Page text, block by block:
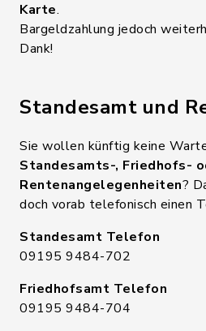
Karte.
Bargeldzahlung jedoch
Dank!
Standesamt und
Sie wollen künftig keine
Standesamts-, Friedhofs-
Rentenangelegenheiten?
doch vorab telefonisch einen
Standesamt Telefon
09195 9484-702
Friedhofsamt Telefon
09195 9484-704